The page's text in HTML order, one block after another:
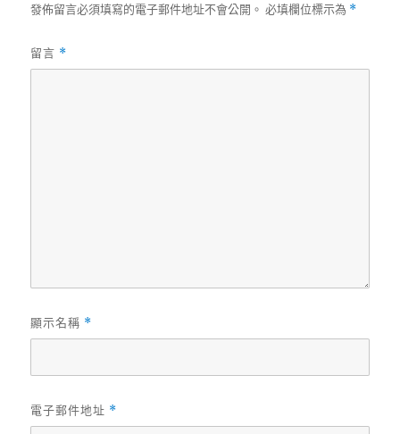
發佈留言必須填寫的電子郵件地址不會公開。 必填欄位標示為 *
留言 *
顯示名稱 *
電子郵件地址 *